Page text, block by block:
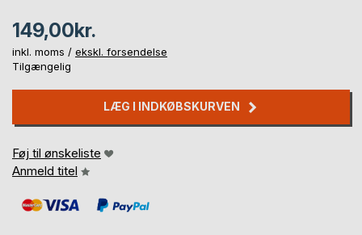
149,00kr.
inkl. moms / ekskl. forsendelse
Tilgængelig
LÆG I INDKØBSKURVEN
Føj til ønskeliste
Anmeld titel